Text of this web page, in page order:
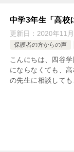
中学3年生「高校
更新日： 2020年11
保護者の方からの声
こんにちは、四谷
にならなくても、
の先生に相談して